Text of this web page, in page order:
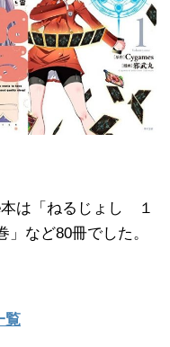
本は「ねるじょし １
など80冊でした。
覧